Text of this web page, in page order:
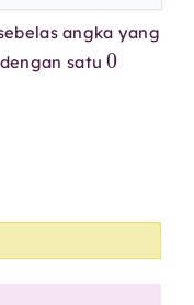
angka yang
dengan satu
0